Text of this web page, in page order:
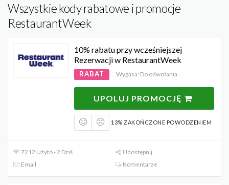
Wszystkie kody rabatowe i promocje
RestaurantWeek
10% rabatu przy wcześniejszej
Rezerwacji w RestaurantWeek
RABAT Wygasa: Do odwołania
UPOLUJ PROMOCJĘ
13% ZAKOŃCZONE POWODZENIEM
7212 Użyto - 2 Dziś
Udostępnij
Email
Komentarze